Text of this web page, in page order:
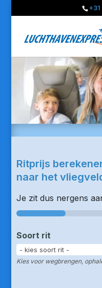
Ritprijs
naar het
Je zit dus nergens
25%
Soort rit
Kies voor wegbrengen,